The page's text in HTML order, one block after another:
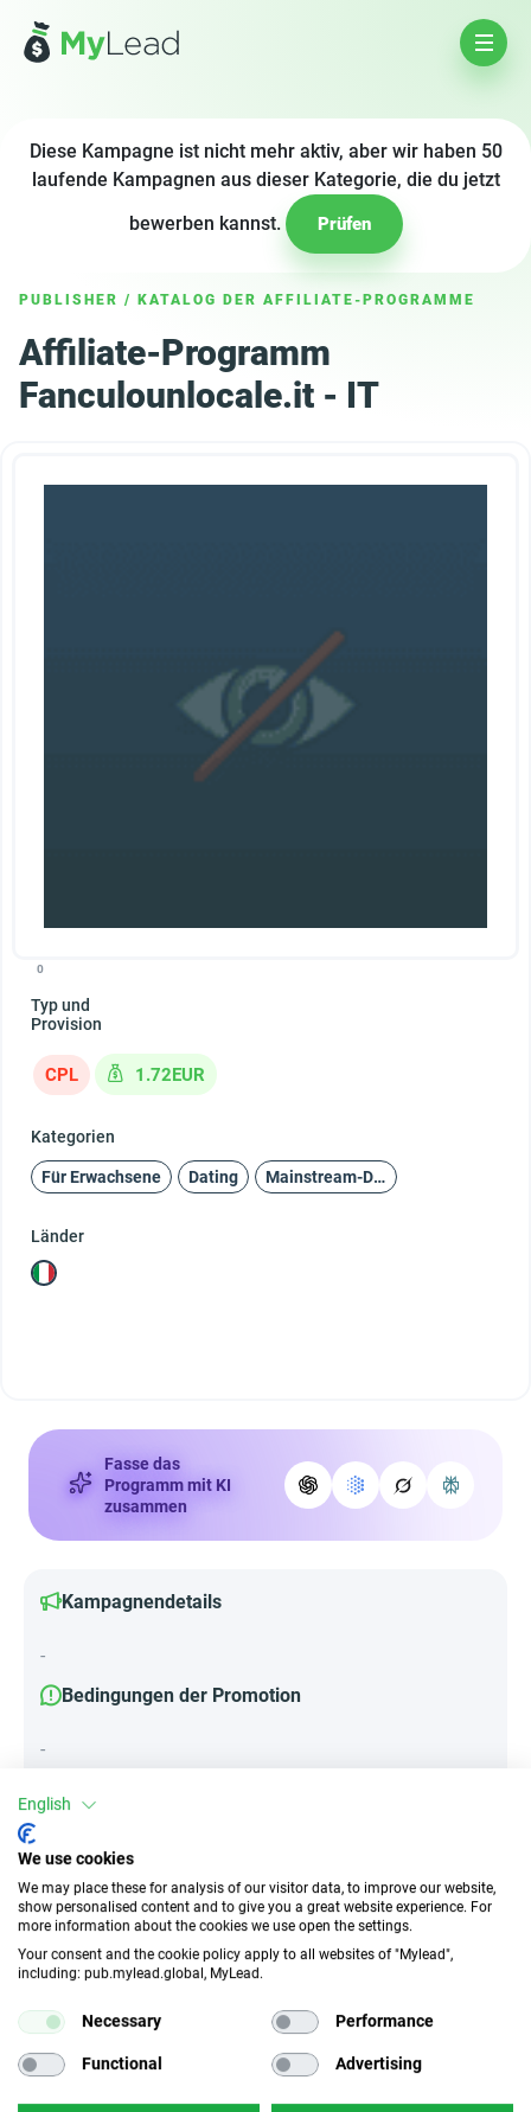
Diese Kampagne ist nicht mehr aktiv, aber wir haben 50
laufende Kampagnen aus dieser Kategorie, die du jetzt
bewerben kannst.
Prüfen
PUBLISHER / KATALOG DER AFFILIATE-PROGRAMME
Affiliate-Programm
Fanculounlocale.it - IT
0
Typ und
Provision
CPL 1.72EUR
Kategorien
Für Erwachsene Dating Mainstream-Dating
Länder
Fasse das
Programm mit KI
zusammen
Kampagnendetails
-
Bedingungen der Promotion
-
Attribute
||Geräte||
Mobile Geräte
Desktop Tablet
Unerlaubter
k.A.
English
We use cookies
We may place these for analysis of our visitor data, to improve our website,
show personalised content and to give you a great website experience. For
more information about the cookies we use open the settings.
Your consent and the cookie policy apply to all websites of "Mylead",
including: pub.mylead.global, MyLead.
Necessary Performance
Functional Advertising